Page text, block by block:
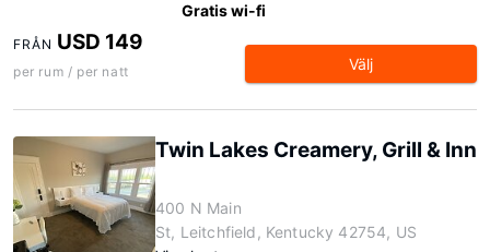
Gratis wi-fi
FRÅN USD 149
per rum / per natt Välj
Twin Lakes Creamery, Grill & Inn
400 N Main
St, Leitchfield, Kentucky 42754, US